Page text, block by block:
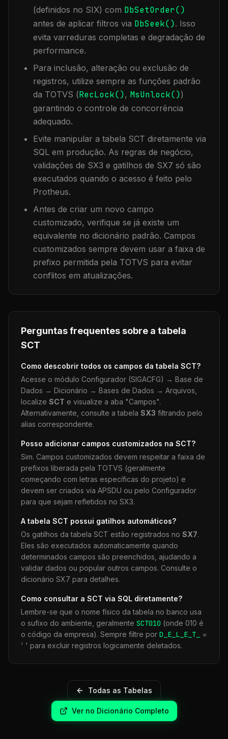
(definidos no SIX) com DbSetOrder()
antes de aplicar filtros via DbSeek(). Isso
evita varreduras completas e degradação de
performance.
Para inclusão, alteração ou exclusão de
registros, utilize sempre as funções padrão
da TOTVS (RecLock(), MsUnlock())
garantindo o controle de concorrência
adequado.
Evite manipular a tabela SCT diretamente via
SQL em produção. As regras de negócio,
validações de SX3 e gatilhos de SX7 só são
executados quando o acesso é feito pelo
Protheus.
Antes de criar um novo campo
customizado, verifique se já existe um
equivalente no dicionário padrão. Campos
customizados sempre devem usar a faixa de
prefixo permitida pela TOTVS para evitar
conflitos em atualizações.
Perguntas frequentes sobre a tabela
SCT
Como descobrir todos os campos da tabela SCT?
Acesse o módulo Configurador (SIGACFG) → Base de
Dados → Dicionário → Bases de Dados → Arquivos,
localize SCT e visualize a aba "Campos".
Alternativamente, consulte a tabela SX3 filtrando pelo
alias correspondente.
Posso adicionar campos customizados na SCT?
Sim. Campos customizados devem respeitar a faixa de
prefixos liberada pela TOTVS (geralmente
começando com letras específicas do projeto) e
devem ser criados via APSDU ou pelo Configurador
para que sejam refletidos no SX3.
A tabela SCT possui gatilhos automáticos?
Os gatilhos da tabela SCT estão registrados no SX7.
Eles são executados automaticamente quando
determinados campos são preenchidos, ajudando a
validar dados ou popular outros campos. Consulte o
dicionário SX7 para detalhes.
Como consultar a SCT via SQL diretamente?
Lembre-se que o nome físico da tabela no banco usa
o sufixo do ambiente, geralmente SCT010 (onde 010 é
o código da empresa). Sempre filtre por D_E_L_E_T_
=
' ' para excluir registros logicamente deletados.
Todas as Tabelas
Ver no Dicionário Completo